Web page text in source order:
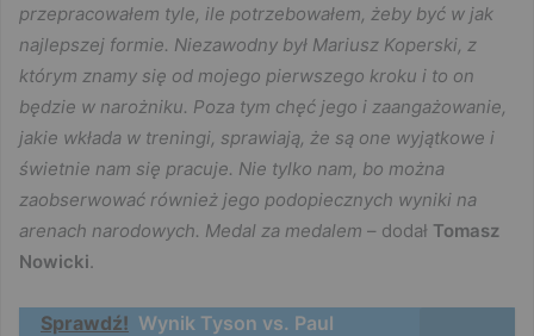
przepracowałem tyle, ile potrzebowałem, żeby być w jak
najlepszej formie. Niezawodny był Mariusz Koperski, z
którym znamy się od mojego pierwszego kroku i to on
będzie w narożniku. Poza tym chęć jego i zaangażowanie,
jakie wkłada w treningi, sprawiają, że są one wyjątkowe i
świetnie nam się pracuje. Nie tylko nam, bo można
zaobserwować również jego podopiecznych wyniki na
arenach narodowych. Medal za medalem – dodał Tomasz
Nowicki.
Sprawdź! Wynik Tyson vs. Paul